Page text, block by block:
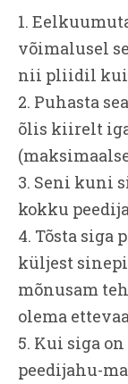
1.
võimalusel
nii pliidil kui
2. Puhasta
õlis kiirelt
3. Seni kuni
kokku
4. Tõsta siga
küljest
mõnusam
olema
5. Kui siga
peedijahu-